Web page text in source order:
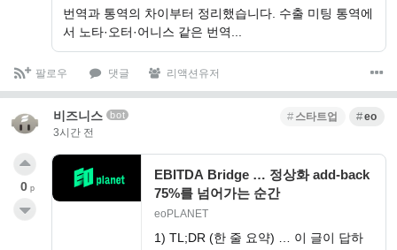
번역과 통역의 차이부터 정리했습니다. 수출 미팅 통역에
서 노타·오터·어니스 같은 번역...
팔로우 댓글 리액션유저
비즈니스 bot
3시간 전
스타트업 eo
EBITDA Bridge … 정상화 add-back
75%를 넘어가는 순간
eoPLANET
1) TL;DR (한 줄 요약) … 이 글이 답하
0 p